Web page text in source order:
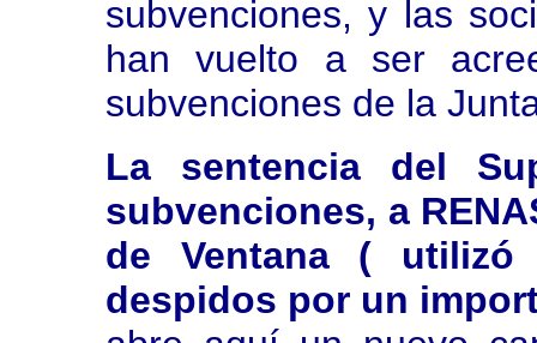
subvenciones, y las
han vuelto a ser
subvenciones de la
La sentencia del
subvenciones, a
de Ventana ( utilizó
despidos por un